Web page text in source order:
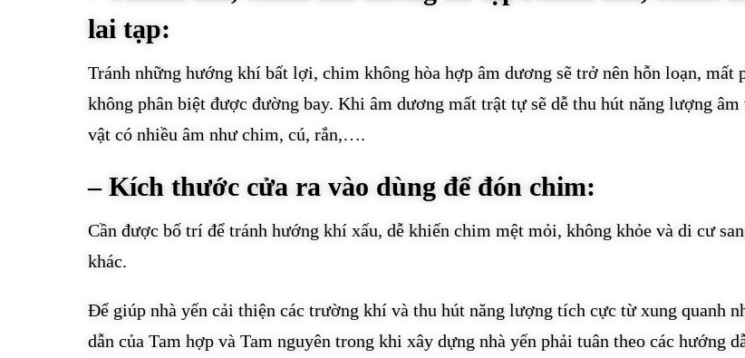
lai tạp:
Tránh những hướng khí bất lợi, chim không hòa hợp âm dương sẽ trở nên hỗn loạn, mất
không phân biệt được đường bay. Khi âm dương mất trật tự sẽ dễ thu hút năng lượng âm
vật có nhiều âm như chim, cú, rắn,….
– Kích thước cửa ra vào dùng để đón chim:
Cần được bố trí để tránh hướng khí xấu, dễ khiến chim mệt mỏi, không khỏe và di cư
khác.
Để giúp nhà yến cải thiện các trường khí và thu hút năng lượng tích cực từ xung quanh
dẫn của Tam hợp và Tam nguyên trong khi xây dựng nhà yến phải tuân theo các hướng